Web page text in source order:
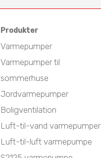
Produkter
Varmepumper
Varmepumper til
sommerhuse
Jordvarmepumper
Boligventilation
Luft-til-vand varmepumper
Luft-til-luft varmepumpe